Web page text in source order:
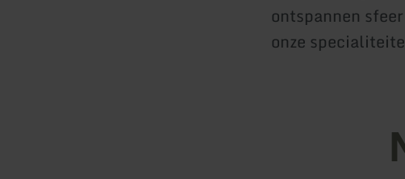
ontspannen
onze